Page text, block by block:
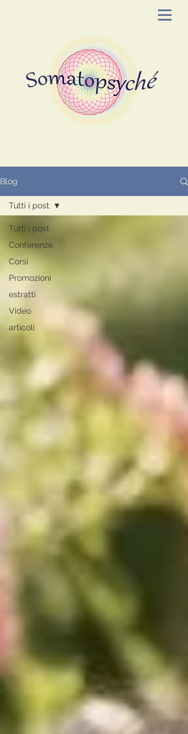
Blog
Tutti i post
Conferenze
Corsi
Promozioni
estratti
Video
articoli
Tutti i post